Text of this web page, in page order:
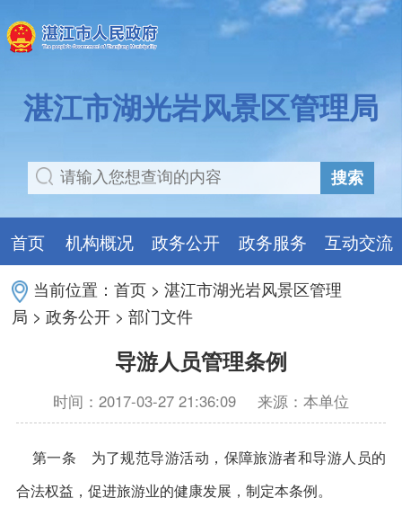
湛江市湖光岩风景区管理局
搜索
首页 机构概况 政务公开 政务服务 互动交流
当前位置：首页 >湛江市湖光岩风景区管理
局 >政务公开 >部门文件
导游人员管理条例
时间：2017-03-27 21:36:09 来源：本单位
第一条 为了规范导游活动，保障旅游者和导游人员的
合法权益，促进旅游业的健康发展，制定本条例。